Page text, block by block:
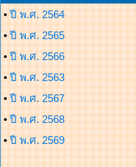
• ปี พ.ศ. 2564
• ปี พ.ศ. 2565
• ปี พ.ศ. 2566
• ปี พ.ศ. 2563
• ปี พ.ศ. 2567
• ปี พ.ศ. 2568
• ปี พ.ศ. 2569